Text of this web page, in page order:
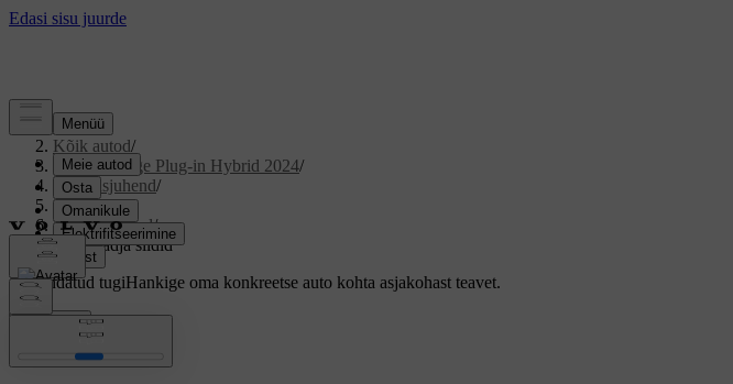
Tugi/
Kõik autod/
S90 Recharge Plug-in Hybrid 2024/
Kasutusjuhend/
Ohutus/
Turvapadjad/
Turvapadja sildid
Kohandatud tugiHankige oma konkreetse auto kohta asjakohast teavet.
Logi sisse
Turvapadja sildid